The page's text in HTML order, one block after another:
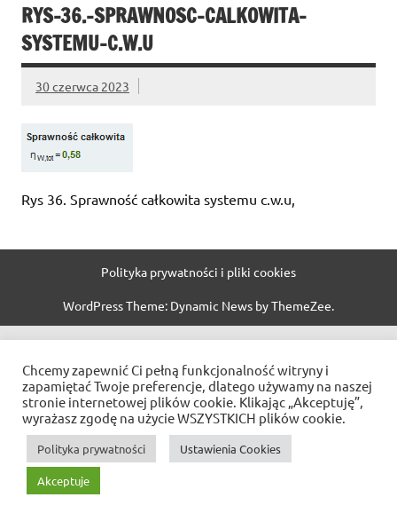
RYS-36.-SPRAWNOSC-CALKOWITA-
SYSTEMU-C.W.U
30 czerwca 2023
Rys 36. Sprawność całkowita systemu c.w.u,
Polityka prywatności i pliki cookies
WordPress Theme: Dynamic News by ThemeZee.
Chcemy zapewnić Ci pełną funkcjonalność witryny i
zapamiętać Twoje preferencje, dlatego używamy na naszej
stronie internetowej plików cookie. Klikając „Akceptuję”,
wyrażasz zgodę na użycie WSZYSTKICH plików cookie.
Polityka prywatności Ustawienia Cookies
Akceptuje